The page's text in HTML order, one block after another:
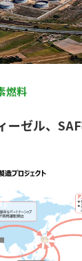
燃料
ーゼル、